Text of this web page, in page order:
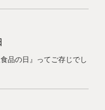
品の日』ってご存じでし